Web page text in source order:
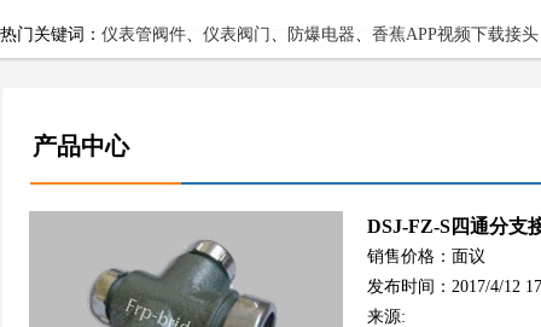
热门关键词： 仪表管阀件、 仪表阀门 、 防爆电器、 香蕉APP视频下载接头
产品中心
DSJ-FZ-S四通分支
销售价格：面议
发布时间：2017/4/12
来源: